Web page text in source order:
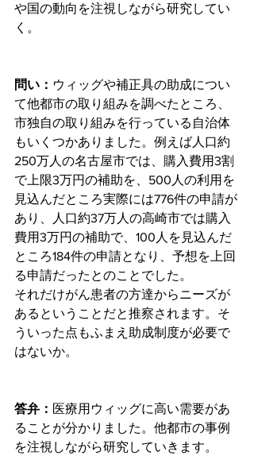
や国の動向を注視しながら研究してい
く。
問い： ウィッグや補正具の助成につい
て他都市の取り組みを調べたところ、
市独自の取り組みを行っている自治体
もいくつかありました。例えば人口約
250万人の名古屋市では、購入費用3割
で上限3万円の補助を、500人の利用を
見込んだところ実際には776件の申請が
あり、人口約37万人の高崎市では購入
費用3万円の補助で、100人を見込んだ
ところ184件の申請となり、予想を上回
る申請だったとのことでした。
それだけがん患者の方達からニーズが
あるということだと推察されます。そ
ういった点もふまえ助成制度が必要で
はないか。
答弁： 医療用ウィッグに高い需要があ
ることが分かりました。他都市の事例
を注視しながら研究していきます。